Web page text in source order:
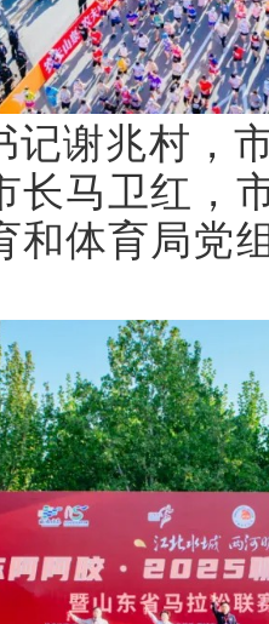
谢兆村，市
长马卫红，
和体育局党